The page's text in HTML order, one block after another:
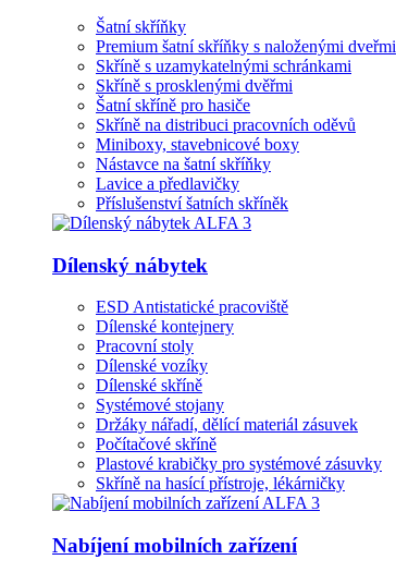
Šatní skříňky
Premium šatní skříňky s naloženými dveřmi
Skříně s uzamykatelnými schránkami
Skříně s prosklenými dvěřmi
Šatní skříně pro hasiče
Skříně na distribuci pracovních oděvů
Miniboxy, stavebnicové boxy
Nástavce na šatní skříňky
Lavice a předlavičky
Příslušenství šatních skříněk
Dílenský nábytek
ESD Antistatické pracoviště
Dílenské kontejnery
Pracovní stoly
Dílenské vozíky
Dílenské skříně
Systémové stojany
Držáky nářadí, dělící materiál zásuvek
Počítačové skříně
Plastové krabičky pro systémové zásuvky
Skříně na hasící přístroje, lékárničky
Nabíjení mobilních zařízení